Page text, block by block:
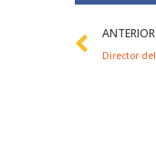
Prev
ANTERIOR